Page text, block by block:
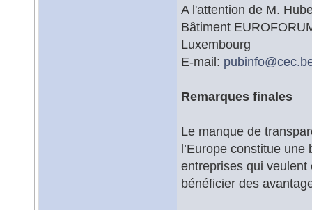
A l'attention de M.
Bâtiment
Luxembourg
E-mail: pubinfo@
Remarques finales
Le manque de
l’Europe constitue
entreprises qui
bénéficier des